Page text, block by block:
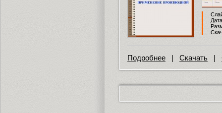
Подробнее | Скачать |